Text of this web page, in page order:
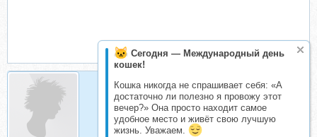
Сегодня — Международный день
кошек!
Кошка никогда не спрашивает себя: «А
достаточно ли полезно я провожу этот
вечер?» Она просто находит самое
удобное место и живёт свою лучшую
жизнь. Уважаем.
Н и к а
Складчик